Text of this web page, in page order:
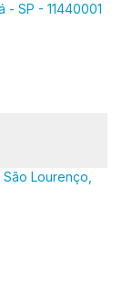
- SP - 11440001
Lourenço,